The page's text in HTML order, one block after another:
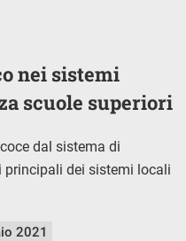
nei sistemi
scuole superiori
dal sistema di
dei sistemi locali
2021